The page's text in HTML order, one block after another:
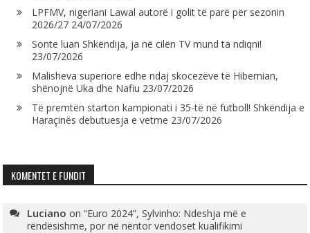
LPFMV, nigeriani Lawal autorë i golit të parë për sezonin
2026/27 24/07/2026
Sonte luan Shkëndija, ja në cilën TV mund ta ndiqni!
23/07/2026
Malisheva superiore edhe ndaj skocezëve të Hibernian,
shënojnë Uka dhe Nafiu 23/07/2026
Të premtën starton kampionati i 35-të në futboll! Shkëndija e
Haraçinës debutuesja e vetme 23/07/2026
KOMENTET E FUNDIT
Luciano on“Euro 2024”, Sylvinho: Ndeshja më e
rëndësishme, por në nëntor vendoset kualifikimi